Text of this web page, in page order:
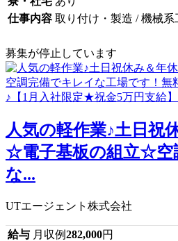
仕事内容 取り付け・製造 / 機械系
募集が停止しています
人気の軽作業♪土日祝
☆電子基板の組立☆空
な...
UTエージェント株式会社
給与 月収例282,000円